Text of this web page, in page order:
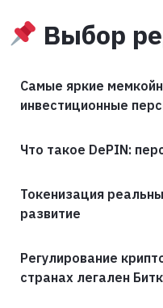
Выбор
Самые яркие
инвестиционные
Что такое DePIN:
Токенизация
развитие
Регулирование
странах легален